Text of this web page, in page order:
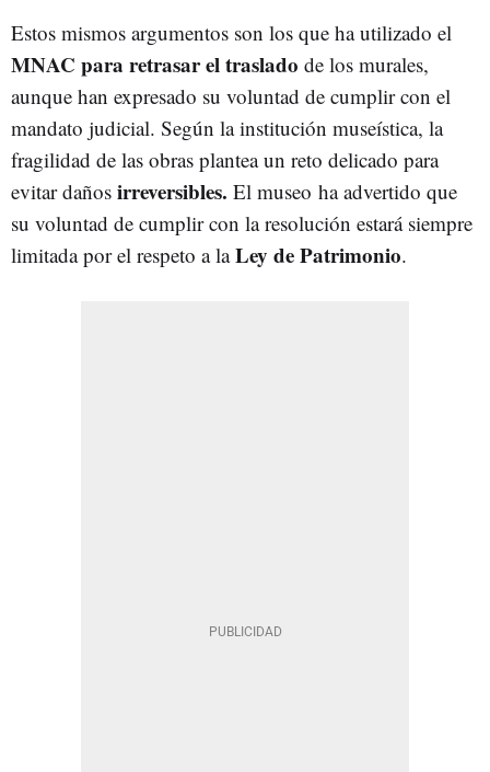
Estos mismos argumentos son los que ha utilizado el
MNAC para retrasar el traslado de los murales,
aunque han expresado su voluntad de cumplir con el
mandato judicial. Según la institución museística, la
fragilidad de las obras plantea un reto delicado para
evitar daños irreversibles. El museo ha advertido que
su voluntad de cumplir con la resolución estará siempre
limitada por el respeto a laLey de Patrimonio.